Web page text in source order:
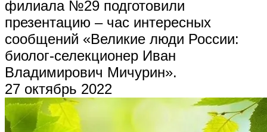
филиала №29 подготовили
презентацию – час интересных
сообщений «Великие люди России:
биолог-селекционер Иван
Владимирович Мичурин».
27 октябрь 2022